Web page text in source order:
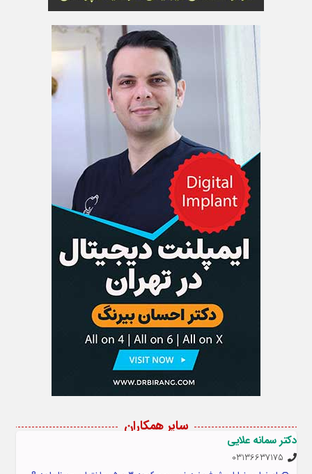
سایر همکاران
دکتر سمانه علایی
03136637175